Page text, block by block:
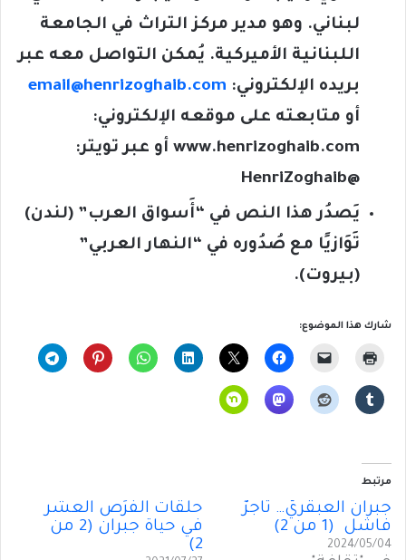
لبناني. وهو مدير مركز التراث في الجامعة
اللبنانية الأميركية. يُمكن التواصل معه عبر
بريده الإلكتروني: email@henrizoghaib.com
أو متابعته على موقعه الإلكتروني:
www.henrizoghaib.com أو عبر تويتر:
@HenriZoghaib
يَصدُر هذا النص في “أَسواق العرب” (لندن)
تَوَازيًا مع صُدُوره في “النهار العربي”
(بيروت).
شارك هذا الموضوع:
مرتبط
جبران العبقريّ… تاجرٌ
فاشل (1 من 2)
2024/05/04
حلقات الفُرَص العشْر
في حياة جبران (2 من
2)